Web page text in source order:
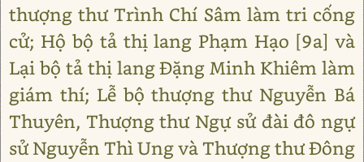
thượng thư Trình Chí Sâm làm tri cống
cử; Hộ bộ tả thị lang Phạm Hạo [9a] và
Lại bộ tả thị lang Đặng Minh Khiêm làm
giám thí; Lễ bộ thượng thư Nguyễn Bá
Thuyên, Thượng thư Ngự sử đài đô ngự
sử Nguyễn Thì Ung và Thượng thư Đông